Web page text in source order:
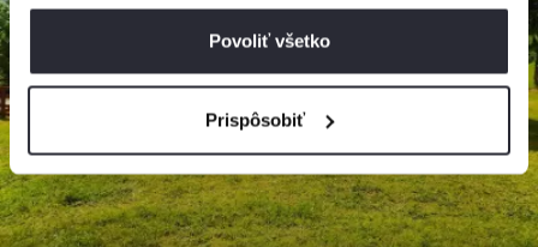
Povoliť všetko
Prispôsobiť